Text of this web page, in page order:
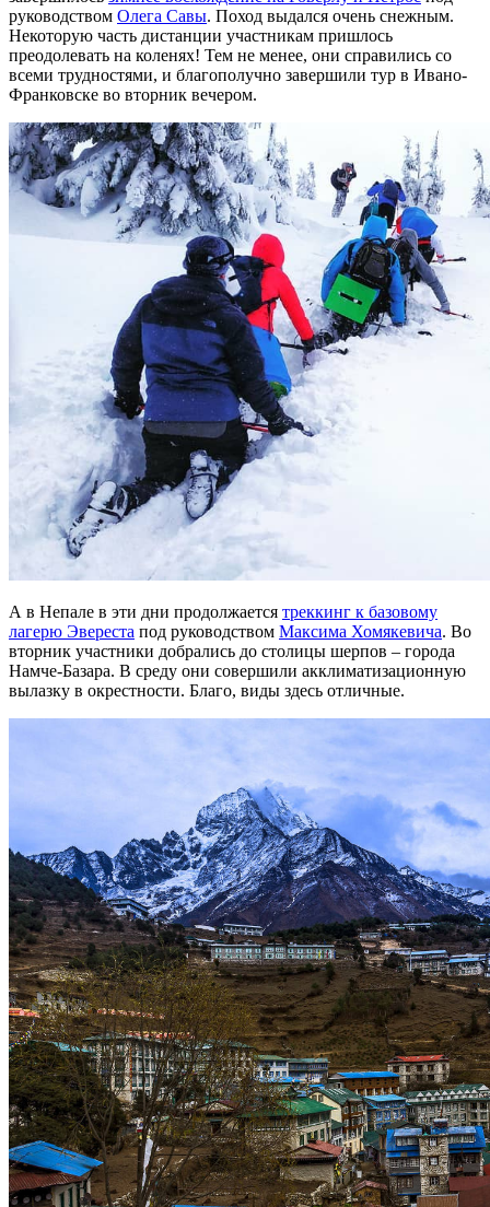
руководством Олега Савы. Поход выдался очень снежным.
Некоторую часть дистанции участникам пришлось
преодолевать на коленях! Тем не менее, они справились со
всеми трудностями, и благополучно завершили тур в Ивано-
Франковске во вторник вечером.
А в Непале в эти дни продолжается треккинг к базовому
лагерю Эвереста под руководством Максима Хомякевича. Во
вторник участники добрались до столицы шерпов – города
Намче-Базара. В среду они совершили акклиматизационную
вылазку в окрестности. Благо, виды здесь отличные.